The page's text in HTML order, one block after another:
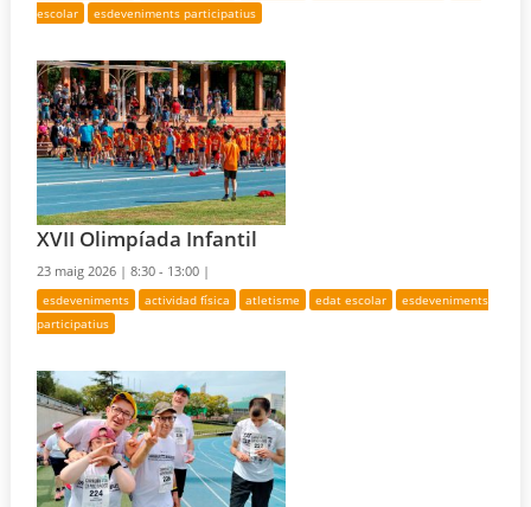
escolar
esdeveniments participatius
XVII Olimpíada Infantil
23 maig 2026 |8:30 - 13:00 |
esdeveniments actividad física atletisme edat escolar
esdeveniments
participatius